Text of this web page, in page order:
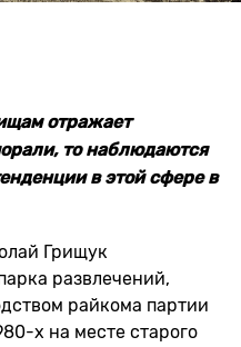
отражает
то наблюдаются
в этой сфере в
Грищук
развлечений,
райкома партии
х на месте старого